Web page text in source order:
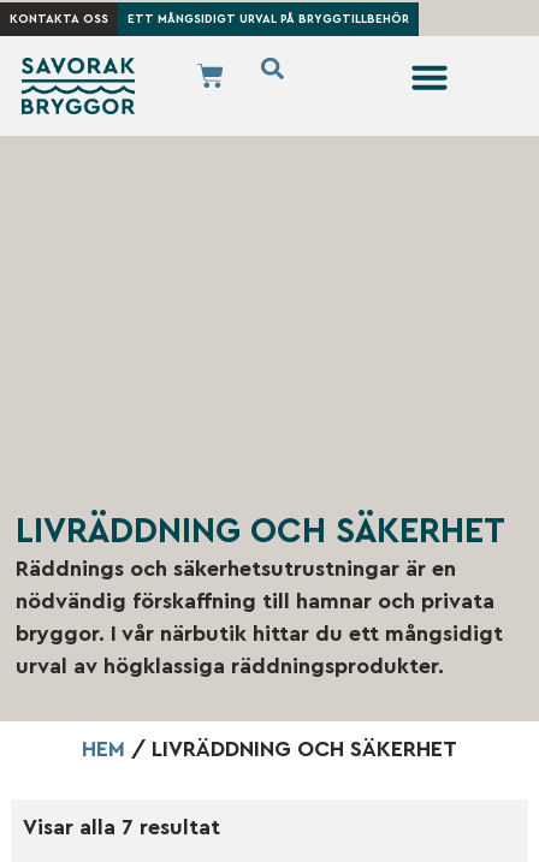
KONTAKTA OSS ETT MÅNGSIDIGT URVAL PÅ BRYGGTILLBEHÖR
LIVRÄDDNING OCH SÄKERHET
Räddnings och säkerhetsutrustningar är en
nödvändig förskaffning till hamnar och privata
bryggor. I vår närbutik hittar du ett mångsidigt
urval av högklassiga räddningsprodukter.
HEM / LIVRÄDDNING OCH SÄKERHET
Visar alla 7 resultat